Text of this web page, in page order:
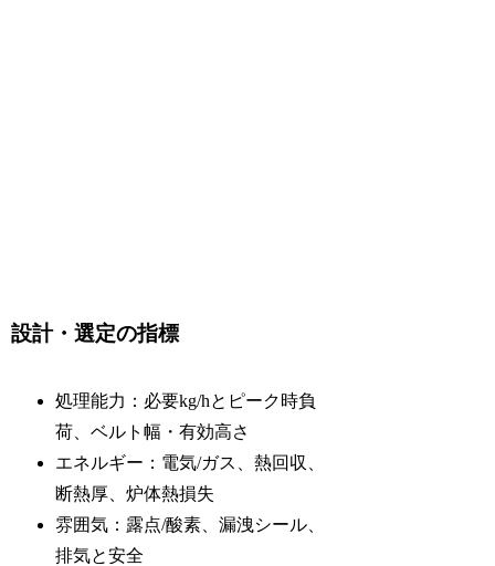
設計・選定の指標
処理能力：必要kg/hとピーク時負
荷、ベルト幅・有効高さ
エネルギー：電気/ガス、熱回収、
断熱厚、炉体熱損失
雰囲気：露点/酸素、漏洩シール、
排気と安全